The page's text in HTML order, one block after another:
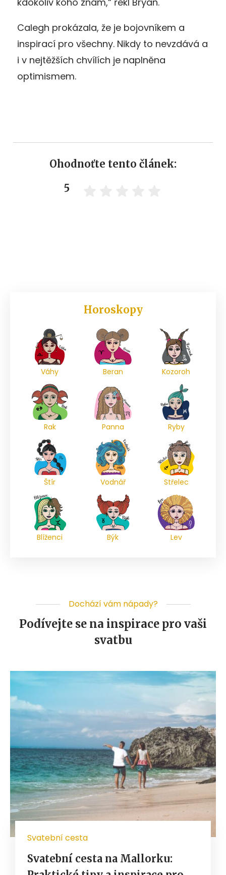
Calegh prokázala, že je bojovníkem a
inspirací pro všechny. Nikdy to nevzdává a
i v nejtěžších chvílích je naplněna
optimismem.
Ohodnoťte tento článek:
5
Horoskopy
Váhy Beran Kozoroh
Rak Panna Ryby
Štír Vodnář Střelec
Blíženci Býk Lev
Dochází vám nápady?
Podívejte se na inspirace pro vaši
svatbu
Svatební cesta
Svatební cesta na Mallorku: